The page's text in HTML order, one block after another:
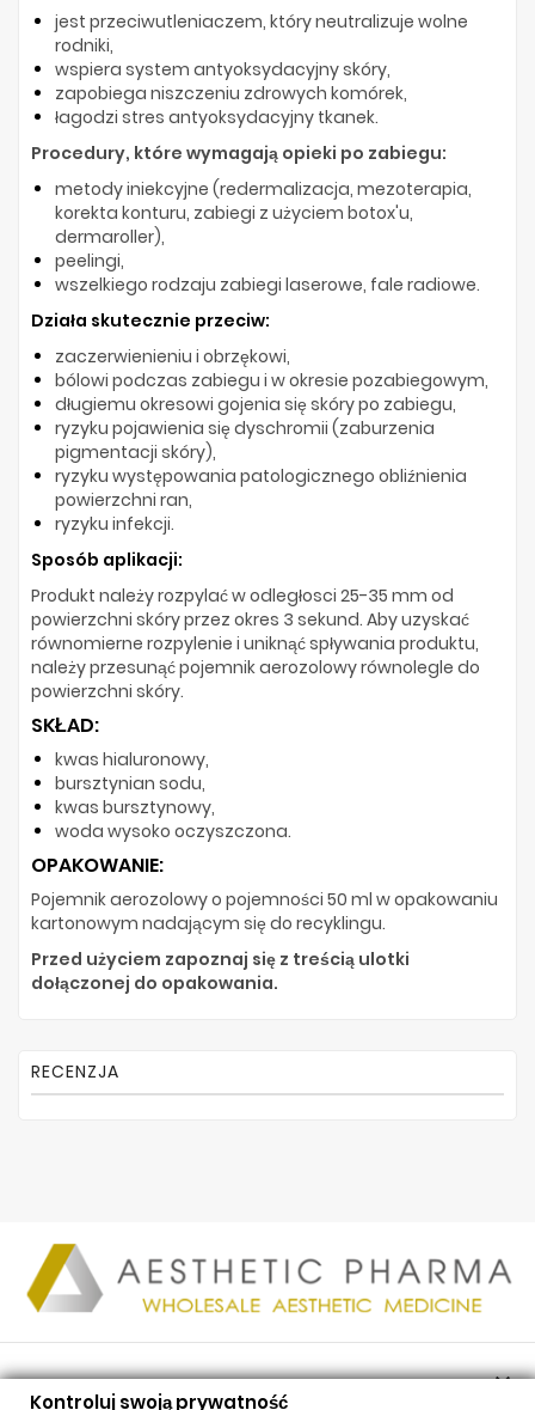
jest przeciwutleniaczem, który neutralizuje wolne
rodniki,
wspiera system antyoksydacyjny skóry,
zapobiega niszczeniu zdrowych komórek,
łagodzi stres antyoksydacyjny tkanek.
Procedury, które wymagają opieki po zabiegu:
metody iniekcyjne (redermalizacja, mezoterapia,
korekta konturu, zabiegi z użyciem botox'u,
dermaroller),
peelingi,
wszelkiego rodzaju zabiegi laserowe, fale radiowe.
Działa skutecznie przeciw:
zaczerwienieniu i obrzękowi,
bólowi podczas zabiegu i w okresie pozabiegowym,
długiemu okresowi gojenia się skóry po zabiegu,
ryzyku pojawienia się dyschromii (zaburzenia
pigmentacji skóry),
ryzyku występowania patologicznego obliźnienia
powierzchni ran,
ryzyku infekcji.
Sposób aplikacji:
Produkt należy rozpylać w odległosci 25-35 mm od
powierzchni skóry przez okres 3 sekund. Aby uzyskać
równomierne rozpylenie i uniknąć spływania produktu,
należy przesunąć pojemnik aerozolowy równolegle do
powierzchni skóry.
SKŁAD:
kwas hialuronowy,
bursztynian sodu,
kwas bursztynowy,
woda wysoko oczyszczona.
OPAKOWANIE:
Pojemnik aerozolowy o pojemności 50 ml w opakowaniu
kartonowym nadającym się do recyklingu.
Przed użyciem zapoznaj się z treścią ulotki
dołączonej do opakowania.
RECENZJA
PRODUKTY

Kontroluj swoją prywatność